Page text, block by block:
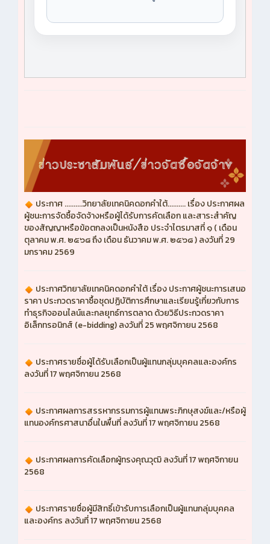
ประกาศ ..........วิทยาลัยเทคนิคดอกคำใต้.......... เรื่อง ประกาศผล
ผู้ชนะการจัดซื้อจัดจ้างหรือผู้ได้รับการคัดเลือก และสาระสำคัญ
ของสัญญาหรือข้อตกลงเป็นหนังสือ ประจำไตรมาสที่ ๑ ( เดือน
ตุลาคม พ.ศ. ๒๕๖๘ ถึง เดือน ธันวาคม พ.ศ. ๒๕๖๘ ) ลงวันที่ 29
มกราคม 2569
ประกาศวิทยาลัยเทคนิคดอกคำใต้ เรื่อง ประกาศผู้ชนะการเสนอ
ราคา ประกวดราคาซื้อชุดปฏิบัติการศึกษาและเรียนรู้เกี่ยวกับการ
ทำธุรกิจออนไลน์และกลยุทธ์การตลาด ด้วยวิธีประกวดราคา
อิเล็กทรอนิกส์ (e-bidding) ลงวันที่ 25 พฤศจิกายน 2568
ประกาศรายชื่อผู้ได้รับเลือกเป็นผู้แทนกลุ่มบุคคลและองค์กร
ลงวันที่ 17 พฤศจิกายน 2568
ประกาศผลการสรรหากรรมการผู้แทนพระภิกษุสงฆ์และ/หรือผู้
แทนองค์กรศาสนาอื่นในพื้นที่ ลงวันที่ 17 พฤศจิกายน 2568
ประกาศผลการคัดเลือกผู้ทรงคุณวุฒิ ลงวันที่ 17 พฤศจิกายน
2568
ประกาศรายชื่อผู้มีสิทธิ์เข้ารับการเลือกเป็นผู้แทนกลุ่มบุคคล
และองค์กร ลงวันที่ 17 พฤศจิกายน 2568